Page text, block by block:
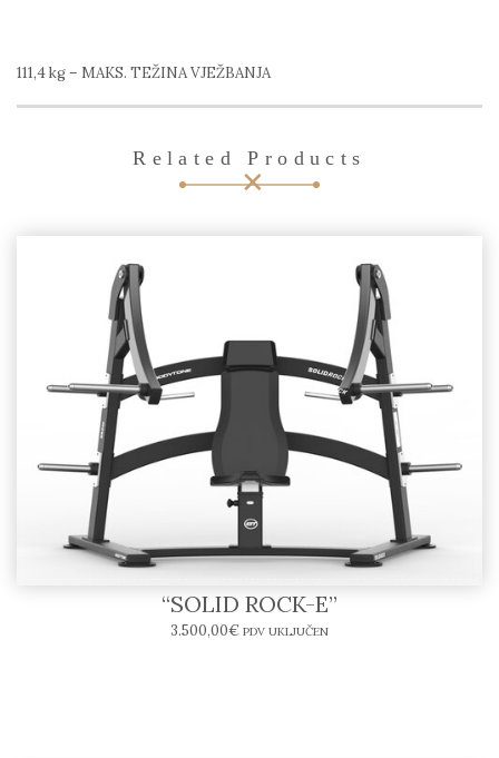
111,4 kg – MAKS. TEŽINA VJEŽBANJA
Related Products
Inclined Chest Press SR04-E – BODYTONE
“SOLID ROCK-E”
3.500,00€ PDV UKLJUČEN